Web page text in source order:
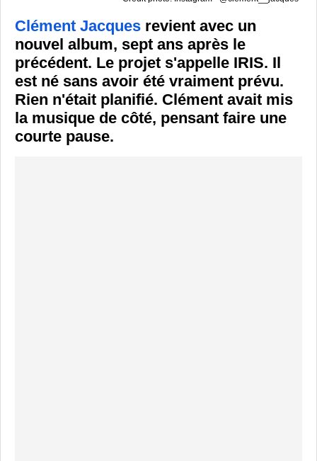
Clément Jacques revient avec un
nouvel album, sept ans après le
précédent. Le projet s'appelle IRIS. Il
est né sans avoir été vraiment prévu.
Rien n'était planifié. Clément avait mis
la musique de côté, pensant faire une
courte pause.